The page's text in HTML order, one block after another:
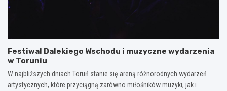
Festiwal Dalekiego Wschodu i muzyczne wydarzenia
w Toruniu
W najbliższych dniach Toruń stanie się areną różnorodnych wydarzeń
artystycznych, które przyciągną zarówno miłośników muzyki, jak i